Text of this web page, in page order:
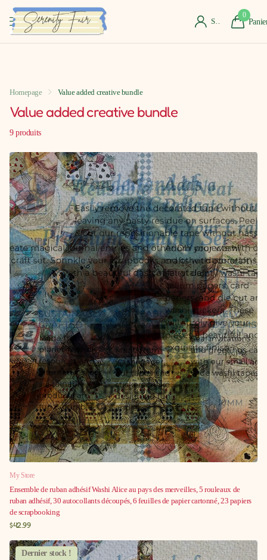
S'identifier
0
Homepage Value added creative bundle
Value added creative bundle
9 produits
My Store
Ensemble de ruban adhésif Washi Alice au pays des merveilles, 5 rouleaux de
ruban adhésif, 30 autocollants découpés, 6 feuilles de papier cartonné, 23 papiers
de scrapbooking
$42.99
Dernier stock !